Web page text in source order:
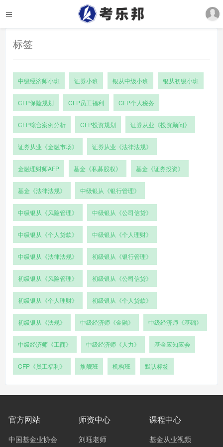
标签
中级经济师小班 证券小班 银从中级小班 银从初级小班
CFP保险规划 CFP员工福利 CFP个人税务
CFP综合案例分析 CFP投资规划 证券从业《投资顾问》
证券从业《金融市场》 证券从业《法律法规》
金融理财师AFP 基金《私募股权》 基金《证券投资》
基金《法律法规》 中级银从《银行管理》
中级银从《风险管理》 中级银从《公司信贷》
中级银从《个人贷款》 中级银从《个人理财》
中级银从《法律法规》 初级银从《银行管理》
初级银从《风险管理》 初级银从《公司信贷》
初级银从《个人理财》 初级银从《个人贷款》
初级银从《法规》 中级经济师《金融》 中级经济师《基础》
中级经济师《工商》 中级经济师《人力》 基金应知应会
CFP《员工福利》 旗舰班 机构班 默认标签
官方网站
中国基金业协会
师资中心
刘珏老师
课程中心
基金从业视频